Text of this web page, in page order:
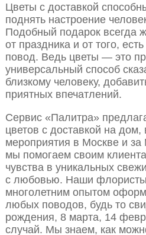
Цветы с доставкой
поднять настроение
Подобный подарок всегда
от праздника и от того,
повод. Ведь цветы — это
универсальный способ
близкому человеку,
приятных впечатлений.
Сервис «Палитра»
цветов с доставкой на
мероприятия в Москве и
мы помогаем своим
чувства в уникальных
с любовью. Наши
многолетним опытом
любых поводов, будь то
рождения, 8 марта, 14
случай. Мы знаем, как